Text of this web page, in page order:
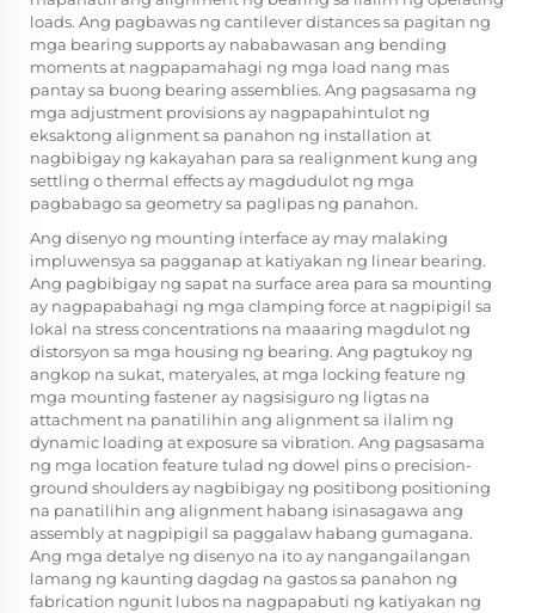
loads. Ang pagbawas ng cantilever distances sa pagitan ng
mga bearing supports ay nababawasan ang bending
moments at nagpapamahagi ng mga load nang mas
pantay sa buong bearing assemblies. Ang pagsasama ng
mga adjustment provisions ay nagpapahintulot ng
eksaktong alignment sa panahon ng installation at
nagbibigay ng kakayahan para sa realignment kung ang
settling o thermal effects ay magdudulot ng mga
pagbabago sa geometry sa paglipas ng panahon.
Ang disenyo ng mounting interface ay may malaking
impluwensya sa pagganap at katiyakan ng linear bearing.
Ang pagbibigay ng sapat na surface area para sa mounting
ay nagpapabahagi ng mga clamping force at nagpipigil sa
lokal na stress concentrations na maaaring magdulot ng
distorsyon sa mga housing ng bearing. Ang pagtukoy ng
angkop na sukat, materyales, at mga locking feature ng
mga mounting fastener ay nagsisiguro ng ligtas na
attachment na panatilihin ang alignment sa ilalim ng
dynamic loading at exposure sa vibration. Ang pagsasama
ng mga location feature tulad ng dowel pins o precision-
ground shoulders ay nagbibigay ng positibong positioning
na panatilihin ang alignment habang isinasagawa ang
assembly at nagpipigil sa paggalaw habang gumagana.
Ang mga detalye ng disenyo na ito ay nangangailangan
lamang ng kaunting dagdag na gastos sa panahon ng
fabrication ngunit lubos na nagpapabuti ng katiyakan ng